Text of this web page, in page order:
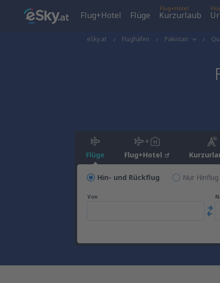
Flug+Hotel Flüge
Flug+Hotel
Kurzurlaub
eSky.at Flughäfen Pakistan
Flüge Flug+Hotel
Hin- und Rückflug Nur Hinflug
Von